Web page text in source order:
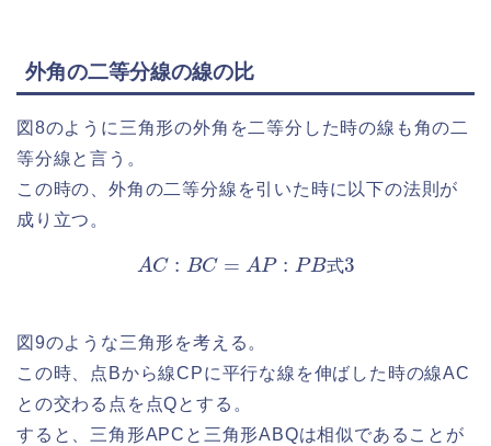
外角の二等分線の線の比
図8のように三角形の外角を二等分した時の線も角の二
等分線と言う。
この時の、外角の二等分線を引いた時に以下の法則が
成り立つ。
式
A C :BC P:P B式3
図9のような三角形を考える。
この時、点Bから線CPに平行な線を伸ばした時の線AC
との交わる点を点Qとする。
すると、三角形APCと三角形ABQは相似であることが